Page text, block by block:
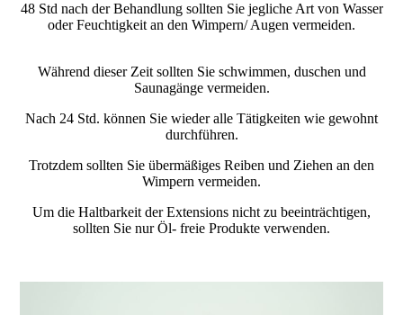
48 Std nach der Behandlung sollten Sie jegliche Art von Wasser
oder Feuchtigkeit an den Wimpern/ Augen vermeiden.
Während dieser Zeit sollten Sie schwimmen, duschen und
Saunagänge vermeiden.
Nach 24 Std. können Sie wieder alle Tätigkeiten wie gewohnt
durchführen.
Trotzdem sollten Sie übermäßiges Reiben und Ziehen an den
Wimpern vermeiden.
Um die Haltbarkeit der Extensions nicht zu beeinträchtigen,
sollten Sie nur Öl- freie Produkte verwenden.